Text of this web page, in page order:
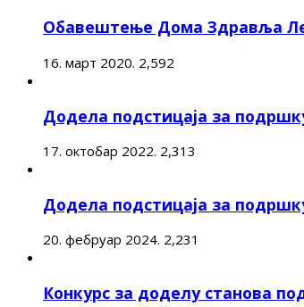
Обавештење Дома Здравља
16. март 2020. 2,592
Додела подстицаја за
17. октобар 2022. 2,313
Додела подстицаја за
20. фебруар 2024. 2,231
Конкурс за доделу станова